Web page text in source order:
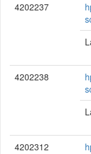
4202237
4202238
4202312